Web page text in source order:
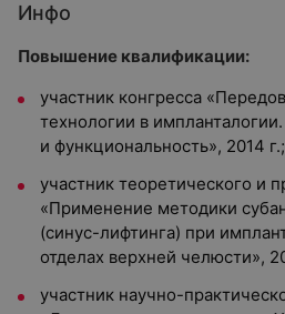
Инфо
Повышение квалификации:
участник конгресса
технологии в
и функциональность», 2014 г.;
участник теоретического и
«Применение методики
(синус-лифтинга) при
отделах верхней челюсти»,
участник научно-